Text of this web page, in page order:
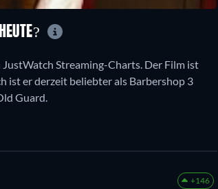
Streaming-Charts. Der Film ist
ist er derzeit beliebter als Barbershop 3
Guard.
+146